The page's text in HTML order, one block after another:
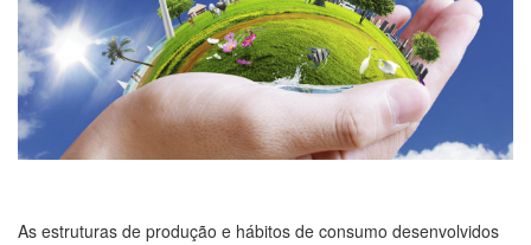
As estruturas de produção e hábitos de consumo desenvolvidos